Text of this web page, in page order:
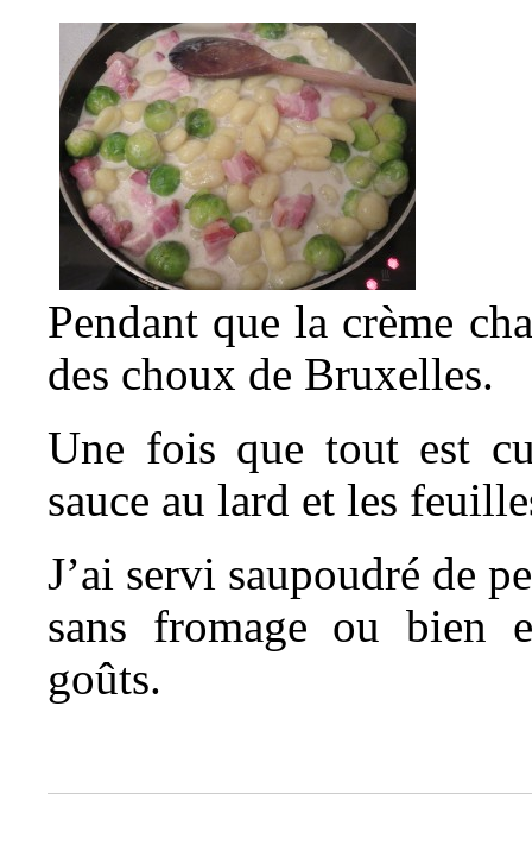
Pendant que la crème
des choux de Bruxelles.
Une fois que tout est
sauce au lard et les
J’ai servi saupoudré de
sans fromage ou bien
goûts.